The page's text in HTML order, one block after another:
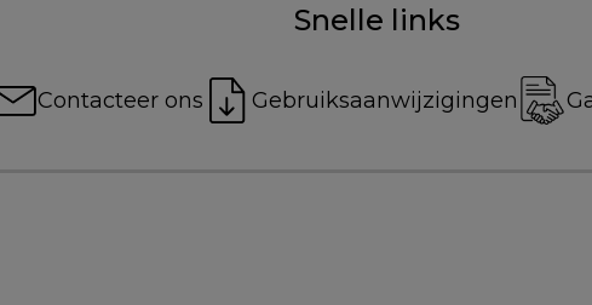
Snelle links
Contacteer ons Gebruiksaanwijzigingen